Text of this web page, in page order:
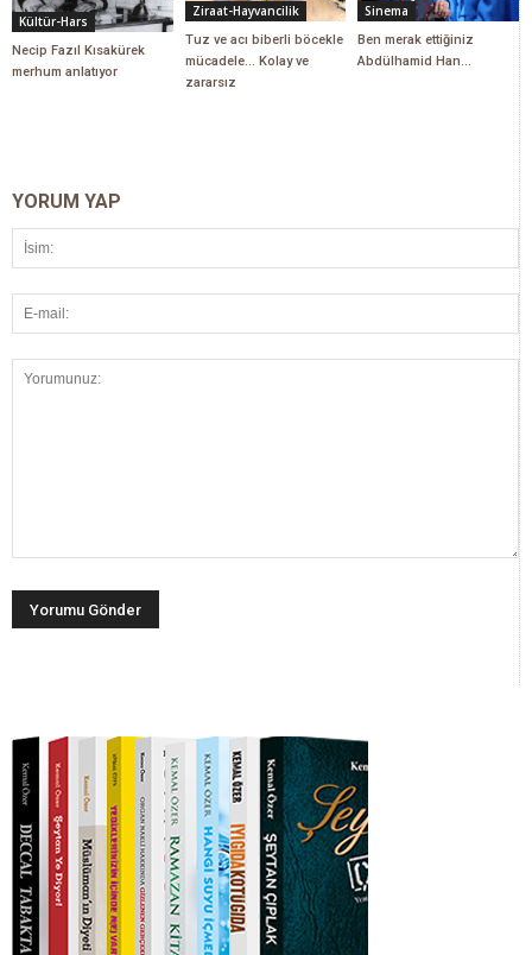
Kültür-Hars
Necip Fazıl Kısakürek
merhum anlatıyor
Ziraat-Hayvancilik
Tuz ve acı biberli böcekle
mücadele... Kolay ve
zararsız
Sinema
Ben merak ettiğiniz
Abdülhamid Han...
YORUM YAP